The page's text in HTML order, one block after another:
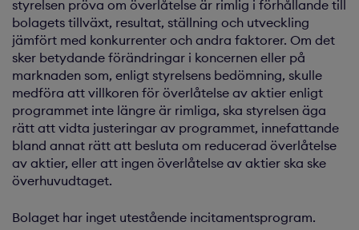
styrelsen pröva om överlåtelse är rimlig i förhållande till
bolagets tillväxt, resultat, ställning och utveckling
jämfört med konkurrenter och andra faktorer. Om det
sker betydande förändringar i koncernen eller på
marknaden som, enligt styrelsens bedömning, skulle
medföra att villkoren för överlåtelse av aktier enligt
programmet inte längre är rimliga, ska styrelsen äga
rätt att vidta justeringar av programmet, innefattande
bland annat rätt att besluta om reducerad överlåtelse
av aktier, eller att ingen överlåtelse av aktier ska ske
överhuvudtaget.
Bolaget har inget utestående incitamentsprogram.